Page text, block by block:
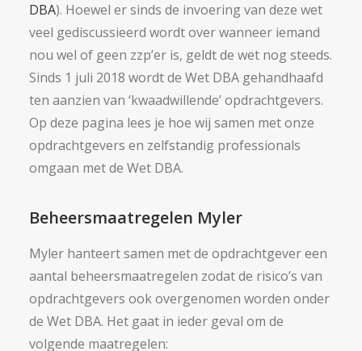
DBA). Hoewel er sinds de invoering van deze wet
veel gediscussieerd wordt over wanneer iemand
nou wel of geen zzp’er is, geldt de wet nog steeds.
Sinds 1 juli 2018 wordt de Wet DBA gehandhaafd
ten aanzien van ‘kwaadwillende’ opdrachtgevers.
Op deze pagina lees je hoe wij samen met onze
opdrachtgevers en zelfstandig professionals
omgaan met de Wet DBA.
Beheersmaatregelen Myler
Myler hanteert samen met de opdrachtgever een
aantal beheersmaatregelen zodat de risico’s van
opdrachtgevers ook overgenomen worden onder
de Wet DBA. Het gaat in ieder geval om de
volgende maatregelen: